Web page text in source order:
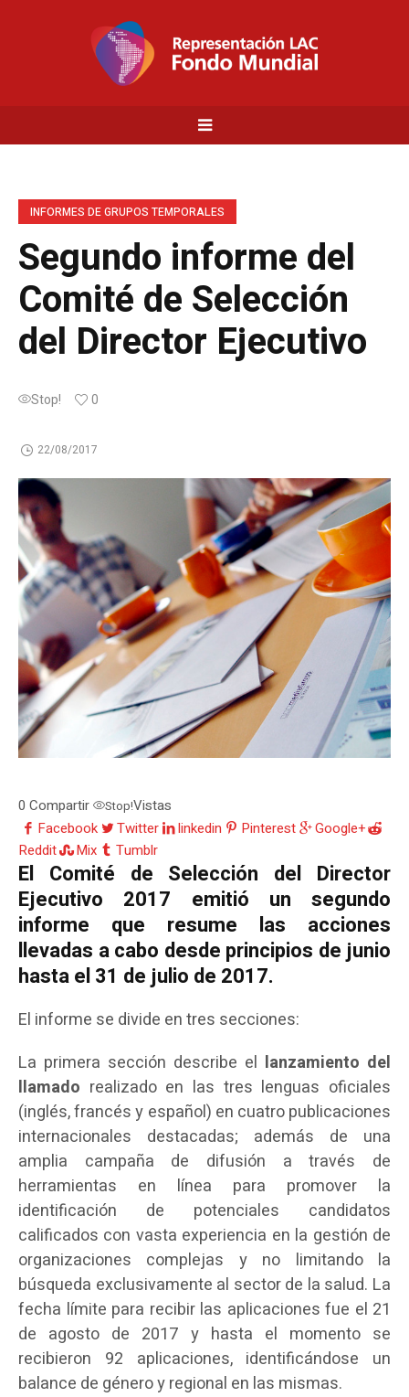
INFORMES DE GRUPOS TEMPORALES
Segundo informe del
Comité de Selección
del Director Ejecutivo
Stop! 0
22/08/2017
0 Compartir Stop!Vistas
Facebook
Twitter linkedin Pinterest
Google+
Reddit
Mix Tumblr
El Comité de Selección del Director
Ejecutivo 2017 emitió un segundo
informe que resume las acciones
llevadas a cabo desde principios de junio
hasta el 31 de julio de 2017.
El informe se divide en tres secciones:
La primera sección describe el lanzamiento del
llamado realizado en las tres lenguas oficiales
(inglés, francés y español) en cuatro publicaciones
internacionales destacadas; además de una
amplia campaña de difusión a través de
herramientas en línea para promover la
identificación de potenciales candidatos
calificados con vasta experiencia en la gestión de
organizaciones complejas y no limitando la
búsqueda exclusivamente al sector de la salud. La
fecha límite para recibir las aplicaciones fue el 21
de agosto de 2017 y hasta el momento se
recibieron 92 aplicaciones, identificándose un
balance de género y regional en las mismas.